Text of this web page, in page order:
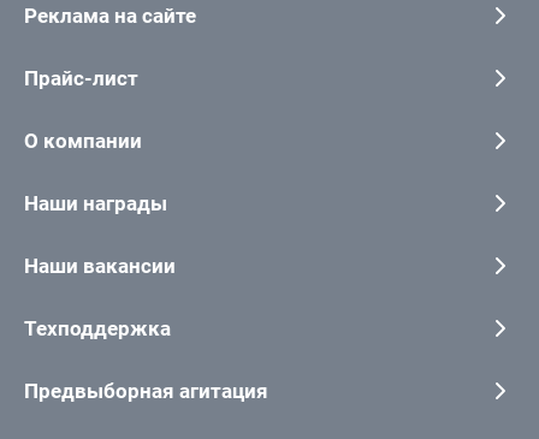
Реклама на сайте
Прайс-лист
О компании
Наши награды
Наши вакансии
Техподдержка
Предвыборная агитация